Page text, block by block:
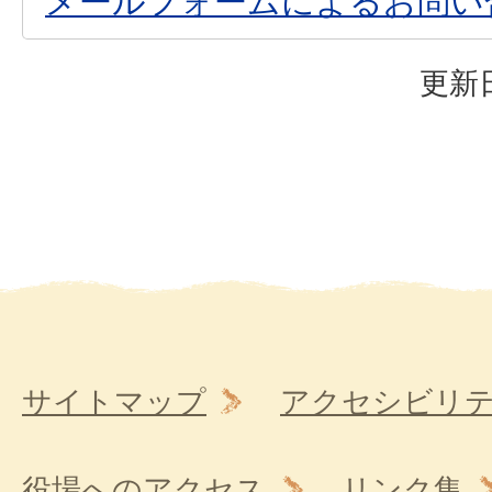
更新
サイトマップ アクセシビリ